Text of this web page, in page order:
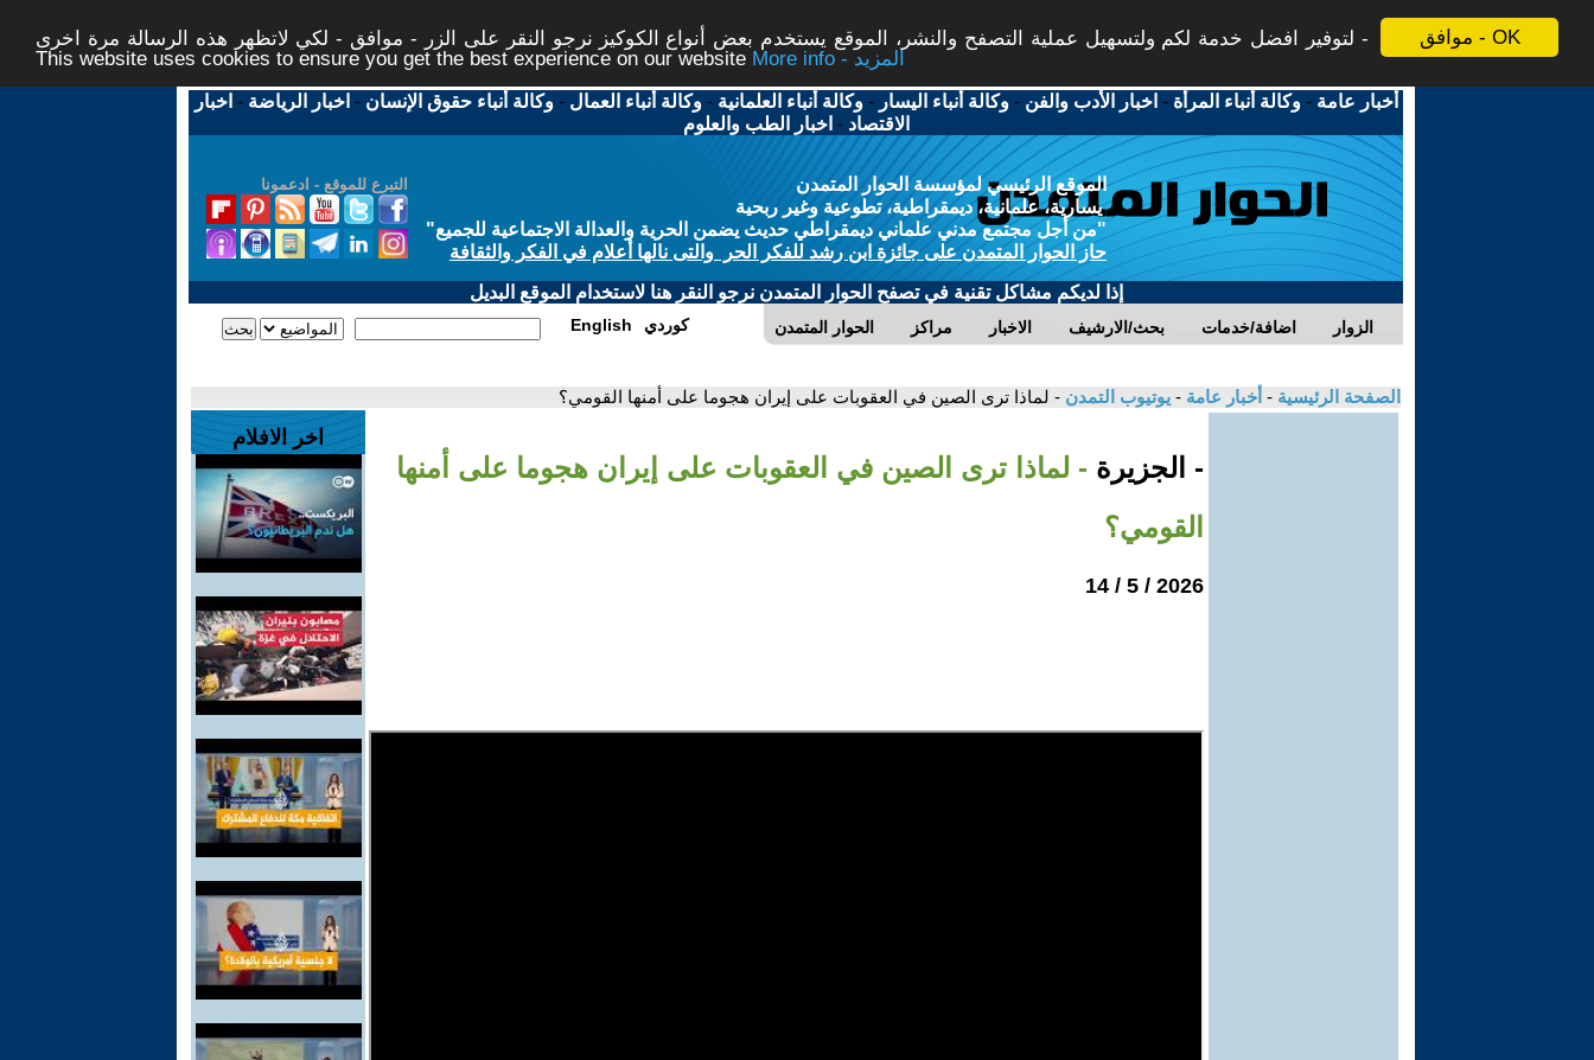
موافق - OK
لتوفير افضل خدمة لكم ولتسهيل عملية التصفح والنشر، الموقع يستخدم بعض أنواع الكوكيز نرجو النقر على الزر - موافق - لكي لاتظهر هذه الرسالة مرة اخرى -
This website uses cookies to ensure you get the best experience on our website
More info - المزيد
أخبار عامة -وكالة أنباء المرأة - اخبار الأدب والفن -وكالة أنباء اليسار -وكالة أنباء العلمانية -وكالة أنباء العمال -وكالة أنباء حقوق الإنسان - اخبار الرياضة - اخبار
الاقتصاد - اخبار الطب والعلوم
التبرع للموقع - ادعمونا
الموقع الرئيسي لمؤسسة الحوار المتمدن
يسارية، علمانية، ديمقراطية، تطوعية وغير ربحية
"من أجل مجتمع مدني علماني ديمقراطي حديث يضمن الحرية والعدالة الاجتماعية للجميع"
حاز الحوار المتمدن على جائزة ابن رشد للفكر الحر والتى نالها أعلام في الفكر والثقافة
إذا لديكم مشاكل تقنية في تصفح الحوار المتمدن نرجو النقر هنا لاستخدام الموقع البديل
الحوار المتمدن مراكز الاخبار بحث/الارشيف اضافة/خدمات الزوار English كوردي
الصفحة الرئيسية - أخبار عامة - يوتيوب التمدن - لماذا ترى الصين في العقوبات على إيران هجوما على أمنها القومي؟
- الجزيرة - لماذا ترى الصين في العقوبات على إيران هجوما على أمنها
القومي؟
2026 / 5 / 14
اخر الافلام